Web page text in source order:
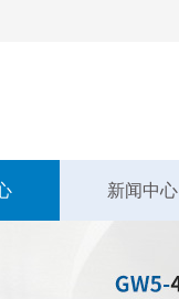
新闻中心